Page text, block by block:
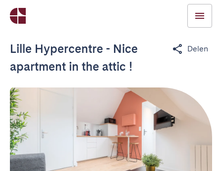
Lille Hypercentre - Nice
apartment in the attic !
Delen